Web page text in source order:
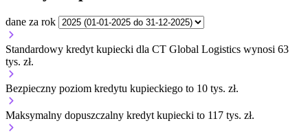
dane za rok
Standardowy kredyt kupiecki dla CT Global Logistics wynosi 63
tys. zł.
Bezpieczny poziom kredytu kupieckiego to 10 tys. zł.
Maksymalny dopuszczalny kredyt kupiecki to 117 tys. zł.